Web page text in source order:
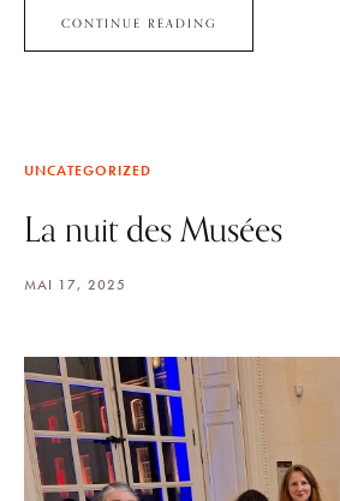
CONTINUE READING
UNCATEGORIZED
La nuit des Musées
MAI 17, 2025